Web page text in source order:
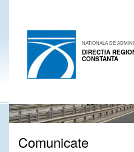
NATIONALA DE
DIRECTIA
CONSTANTA
Comunicate